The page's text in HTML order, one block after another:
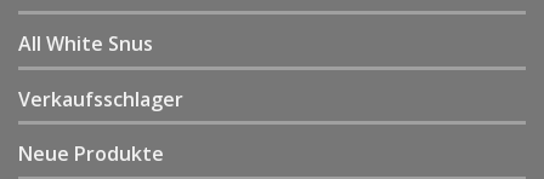
All White Snus
Verkaufsschlager
Neue Produkte